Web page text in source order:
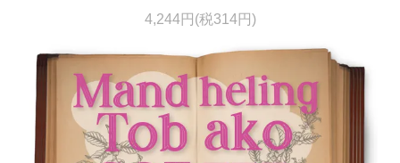
4,244円(税314円)